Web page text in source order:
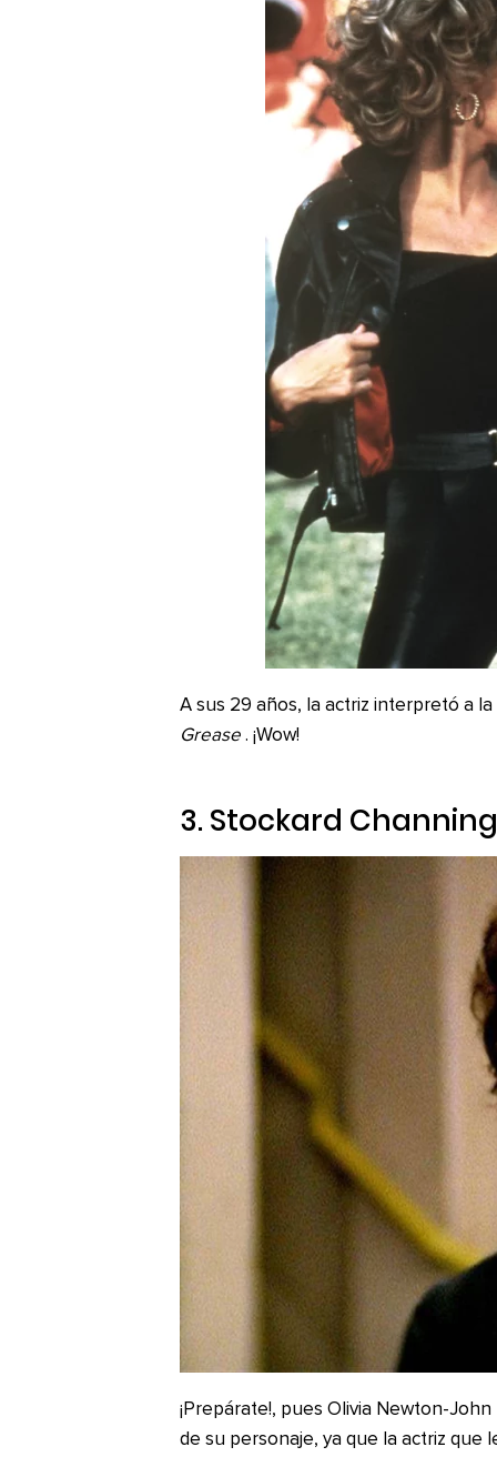
A sus 29 años, la actriz interpretó a
Grease . ¡Wow!
3. Stockard Channing
¡Prepárate!, pues Olivia Newton-
de su personaje, ya que la actriz que